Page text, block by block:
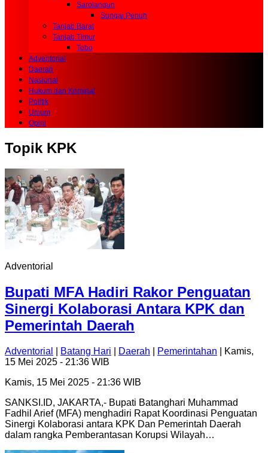
Sarolangun
Sungai Penuh
Tanjab Barat
Tanjab Timur
Tebo
Adventorial
Daerah
Nasional
Hukum dan Kriminal
Politik
Umum
Opini
Topik KPK
Adventorial
Bupati MFA Hadiri Rakor Penguatan
Sinergi Kolaborasi Antara KPK dan
Pemerintah Daerah
Adventorial Batang Hari Daerah Pemerintahan | Kamis,
15 Mei 2025 - 21:36 WIB
Kamis, 15 Mei 2025 - 21:36 WIB
SANKSI.ID, JAKARTA,- Bupati Batanghari Muhammad
Fadhil Arief (MFA) menghadiri Rapat Koordinasi Penguatan
Sinergi Kolaborasi antara KPK Dan Pemerintah Daerah
dalam rangka Pemberantasan Korupsi Wilayah…